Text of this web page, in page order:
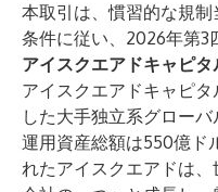
本取引は、慣習的な規
条件に従い、2026年第3
アイスクエアドキャピタ
アイスクエアドキャピ
した大手独立系グローバ
運用資産総額は550億ド
れたアイスクエアドは